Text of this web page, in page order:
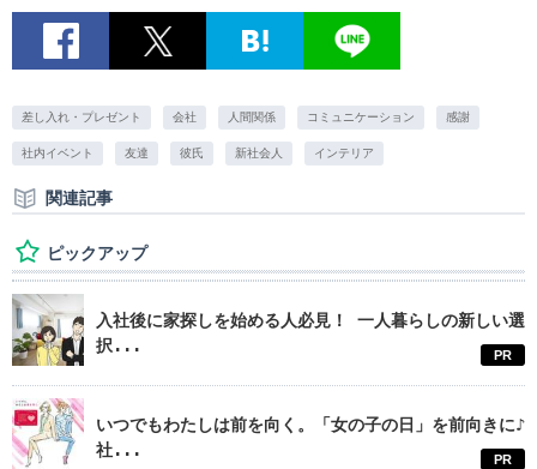
差し入れ・プレゼント 会社 人間関係 コミュニケーション 感謝
社内イベント 友達 彼氏 新社会人 インテリア
関連記事
ピックアップ
入社後に家探しを始める人必見！ 一人暮らしの新しい選
択...
PR
いつでもわたしは前を向く。「女の子の日」を前向きに♪
社...
PR